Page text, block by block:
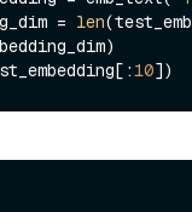
= len
10